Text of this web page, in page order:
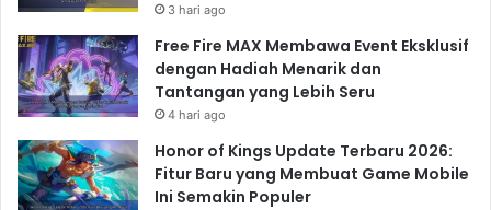
3 hari ago
Free Fire MAX Membawa Event Eksklusif
dengan Hadiah Menarik dan
Tantangan yang Lebih Seru
4 hari ago
Honor of Kings Update Terbaru 2026:
Fitur Baru yang Membuat Game Mobile
Ini Semakin Populer